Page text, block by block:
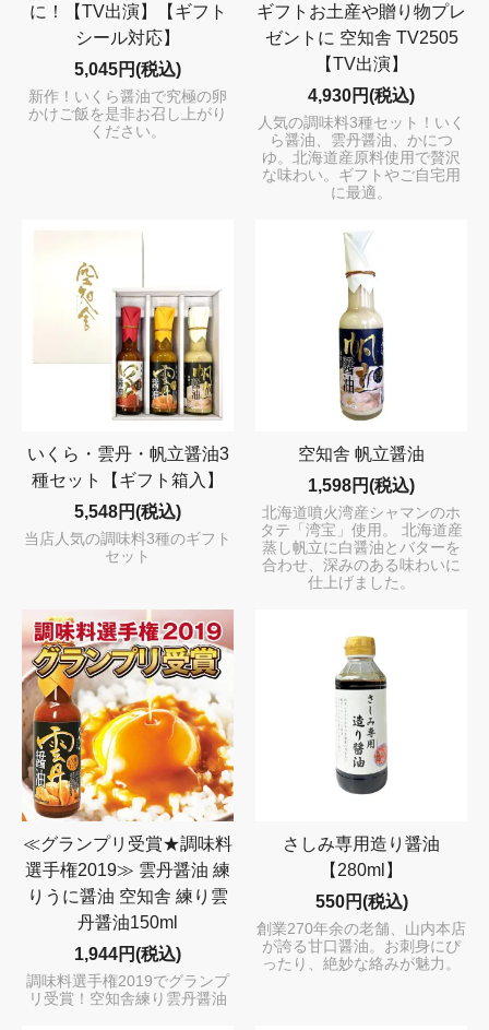
に！【TV出演】【ギフト
シール対応】
5,045円(税込)
新作！いくら醤油で究極の卵
かけご飯を是非お召し上がり
ください。
ギフトお土産や贈り物プレ
ゼントに 空知舎 TV2505
【TV出演】
4,930円(税込)
人気の調味料3種セット！いく
ら醤油、雲丹醤油、かにつ
ゆ。北海道産原料使用で贅沢
な味わい。ギフトやご自宅用
に最適。
いくら・雲丹・帆立醤油3
種セット【ギフト箱入】
5,548円(税込)
当店人気の調味料3種のギフト
セット
空知舎 帆立醤油
1,598円(税込)
北海道噴火湾産シャマンのホ
タテ「湾宝」使用。 北海道産
蒸し帆立に白醤油とバターを
合わせ、深みのある味わいに
仕上げました。
≪グランプリ受賞★調味料
選手権2019≫ 雲丹醤油 練
りうに醤油 空知舎 練り雲
丹醤油150ml
1,944円(税込)
調味料選手権2019でグランプ
リ受賞！空知舎練り雲丹醤油
さしみ専用造り醤油
【280ml】
550円(税込)
創業270年余の老舗、山内本店
が誇る甘口醤油。お刺身にぴ
ったり、絶妙な絡みが魅力。